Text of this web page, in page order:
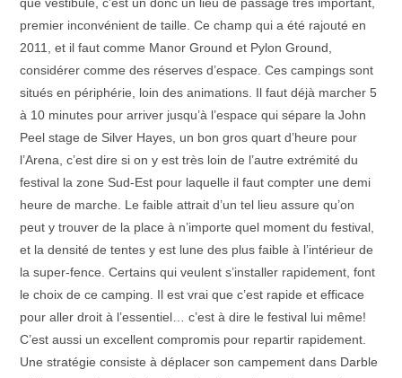
premier inconvénient de taille. Ce champ qui a été rajouté en
2011, et il faut comme Manor Ground et Pylon Ground,
considérer comme des réserves d’espace. Ces campings sont
situés en périphérie, loin des animations. Il faut déjà marcher 5
à 10 minutes pour arriver jusqu’à l’espace qui sépare la John
Peel stage de Silver Hayes, un bon gros quart d’heure pour
l’Arena, c’est dire si on y est très loin de l’autre extrémité du
festival la zone Sud-Est pour laquelle il faut compter une demi
heure de marche. Le faible attrait d’un tel lieu assure qu’on
peut y trouver de la place à n’importe quel moment du festival,
et la densité de tentes y est lune des plus faible à l’intérieur de
la super-fence. Certains qui veulent s’installer rapidement, font
le choix de ce camping. Il est vrai que c’est rapide et efficace
pour aller droit à l’essentiel… c’est à dire le festival lui même!
C’est aussi un excellent compromis pour repartir rapidement.
Une stratégie consiste à déplacer son campement dans Darble